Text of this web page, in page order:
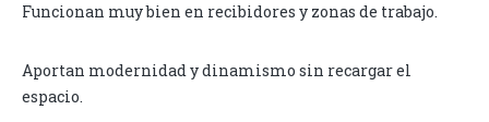
Funcionan muy bien en recibidores y zonas de trabajo.
Aportan modernidad y dinamismo sin recargar el
espacio.